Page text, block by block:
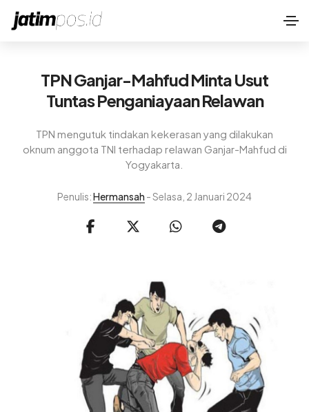
TPN Ganjar-Mahfud Minta Usut
Tuntas Penganiayaan Relawan
TPN mengutuk tindakan kekerasan yang dilakukan
oknum anggota TNI terhadap relawan Ganjar-Mahfud di
Yogyakarta.
Penulis:Hermansah - Selasa, 2 Januari 2024